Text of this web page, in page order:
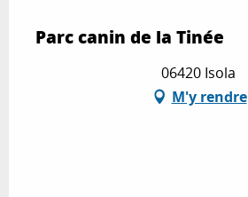
Parc canin de la Tinée
06420 Isola
M'y rendre